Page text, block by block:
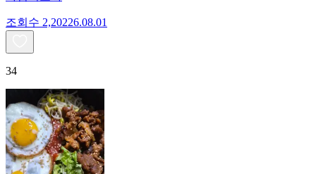
조회수 2,20226.08.01
34